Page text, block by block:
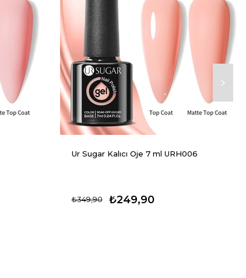
Ur Sugar Kalıcı Oje 7 ml URH006
₺249,90
₺349,90